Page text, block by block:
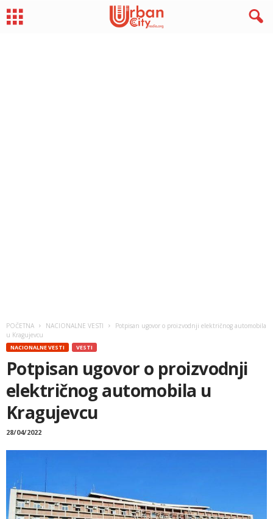
POČETNA NACIONALNE VESTI
Potpisan ugovor o proizvodnji električnog automobila
u Kragujevcu
NACIONALNE VESTI VESTI
Potpisan ugovor o proizvodnji
električnog automobila u
Kragujevcu
28/04/2022